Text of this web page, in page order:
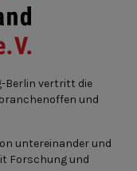
Berlin vertritt die
und
untereinander und
Forschung und